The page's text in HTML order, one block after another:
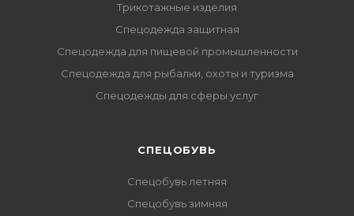
Трикотажные изделия
Спецодежда защитная
Спецодежда для пищевой промышленности
Спецодежда для рыбалки, охоты и туризма
Спецодежды для сферы услуг
CПЕЦОБУВЬ
Спецобувь летняя
Спецобувь зимняя